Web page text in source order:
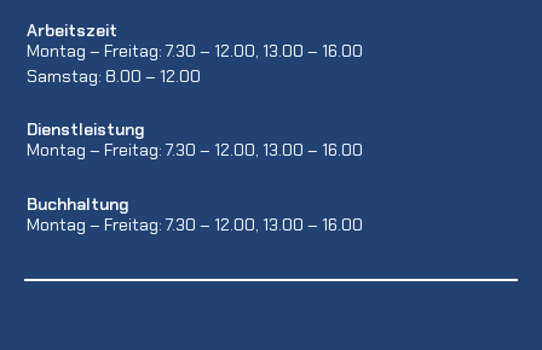
Arbeitszeit
Montag – Freitag: 7.30 – 12.00, 13.00 – 16.00
Samstag: 8.00 – 12.00
Dienstleistung
Montag – Freitag: 7.30 – 12.00, 13.00 – 16.00
Buchhaltung
Montag – Freitag: 7.30 – 12.00, 13.00 – 16.00